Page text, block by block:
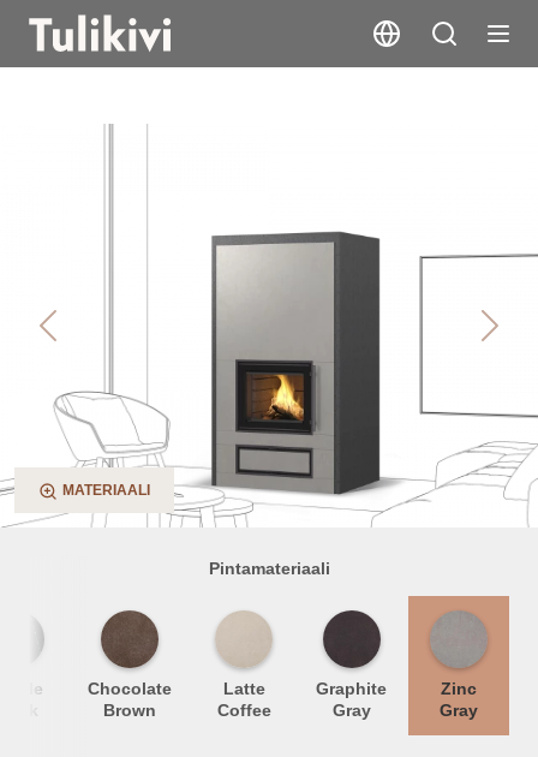
Previous Next
MATERIAALI
Pintamateriaali
Chocolate
Brown
Latte
Coffee
Graphite
Gray
Zinc
Gray